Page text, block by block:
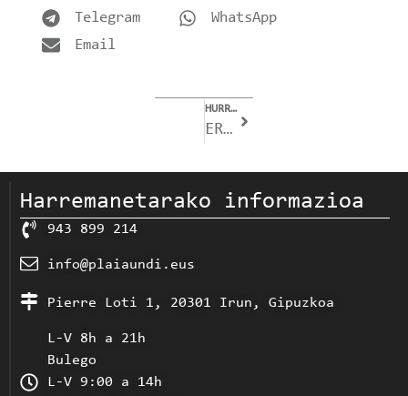
Telegram
WhatsApp
Email
HURRENGOA
ERASMUS +
Harremanetarako informazioa
943 899 214
info@plaiaundi.eus
Pierre Loti 1, 20301 Irun, Gipuzkoa
L-V 8h a 21h
Bulego
L-V 9:00 a 14h